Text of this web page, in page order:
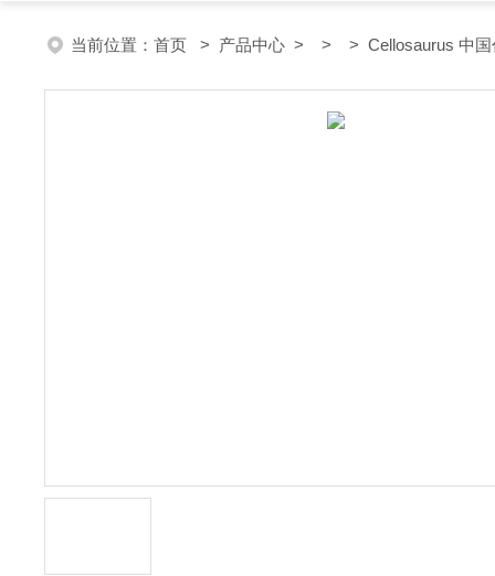
当前位置： 首页 > 产品中心 > > > Cellosaurus 中国